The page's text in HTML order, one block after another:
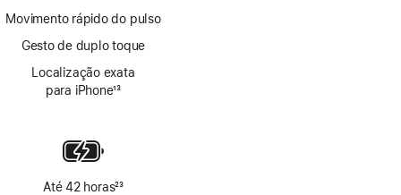
Movimento rápido do pulso
Gesto de duplo toque
Localização exata
para iPhone
rodapé
13
Até 42 horas23